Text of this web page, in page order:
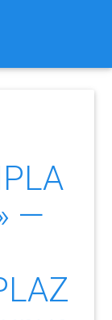
—